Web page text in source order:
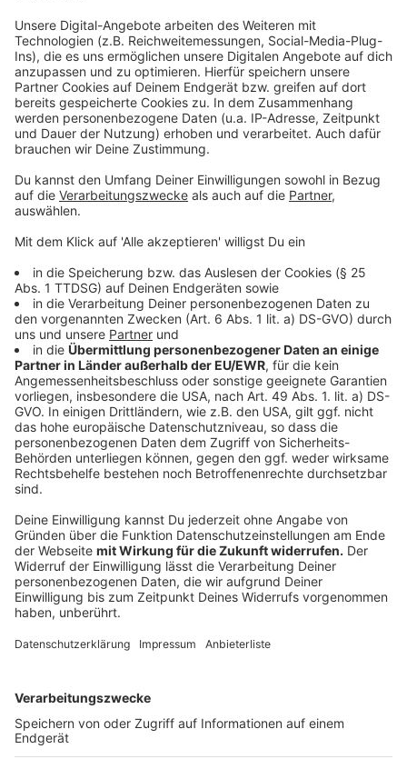
Der Albumname "MAYHEM" bedeutet auf Deutsch
"Chaos". Und das findet sich auch in ihrem Album
wieder. Unter anderem mit "Garden of Eden" findet man
Songs mit rockigen E-Gitarren. Songs wie "Vanish Into
You" und "Zombieboy" erinnern mit ihren
elektrisierenden Beats eher an Disco-Musik aus den
90er Jahren. Aber auch Fans von romantischen
Liebessongs werden in "Mayhem" fündig. "Blade of
Grass" oder "Die with a Smile" sind hoffnungslos
Die Single "Abracadbra" von Lady Gaga
Anzeige
Wir benötigen Ihre
Zustimmung, um den YouTube
Wir verwenden einen Service eines
Drittanbieters, um Videoinhalte
einzubetten. Dieser Service kann
Daten zu Ihren Aktivitäten
sammeln. Bitte lesen Sie die
Nutzung des Service zu, um dieses
Mehr Informationen
Akzeptieren
Einer der erfolgreichsten Songs ihres Albums:
Abracadabra